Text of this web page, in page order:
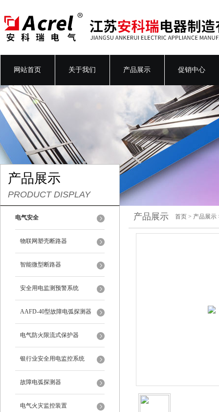
网站首页 关于我们 产品展示 促销中心
产品展示
PRODUCT DISPLAY
电气安全
物联网塑壳断路器
智能微型断路器
安全用电监测预警系统
AAFD-40型故障电弧探测器
电气防火限流式保护器
银行业安全用电监控系统
故障电弧探测器
电气火灾监控装置
产品展示 首页 > 产品展示